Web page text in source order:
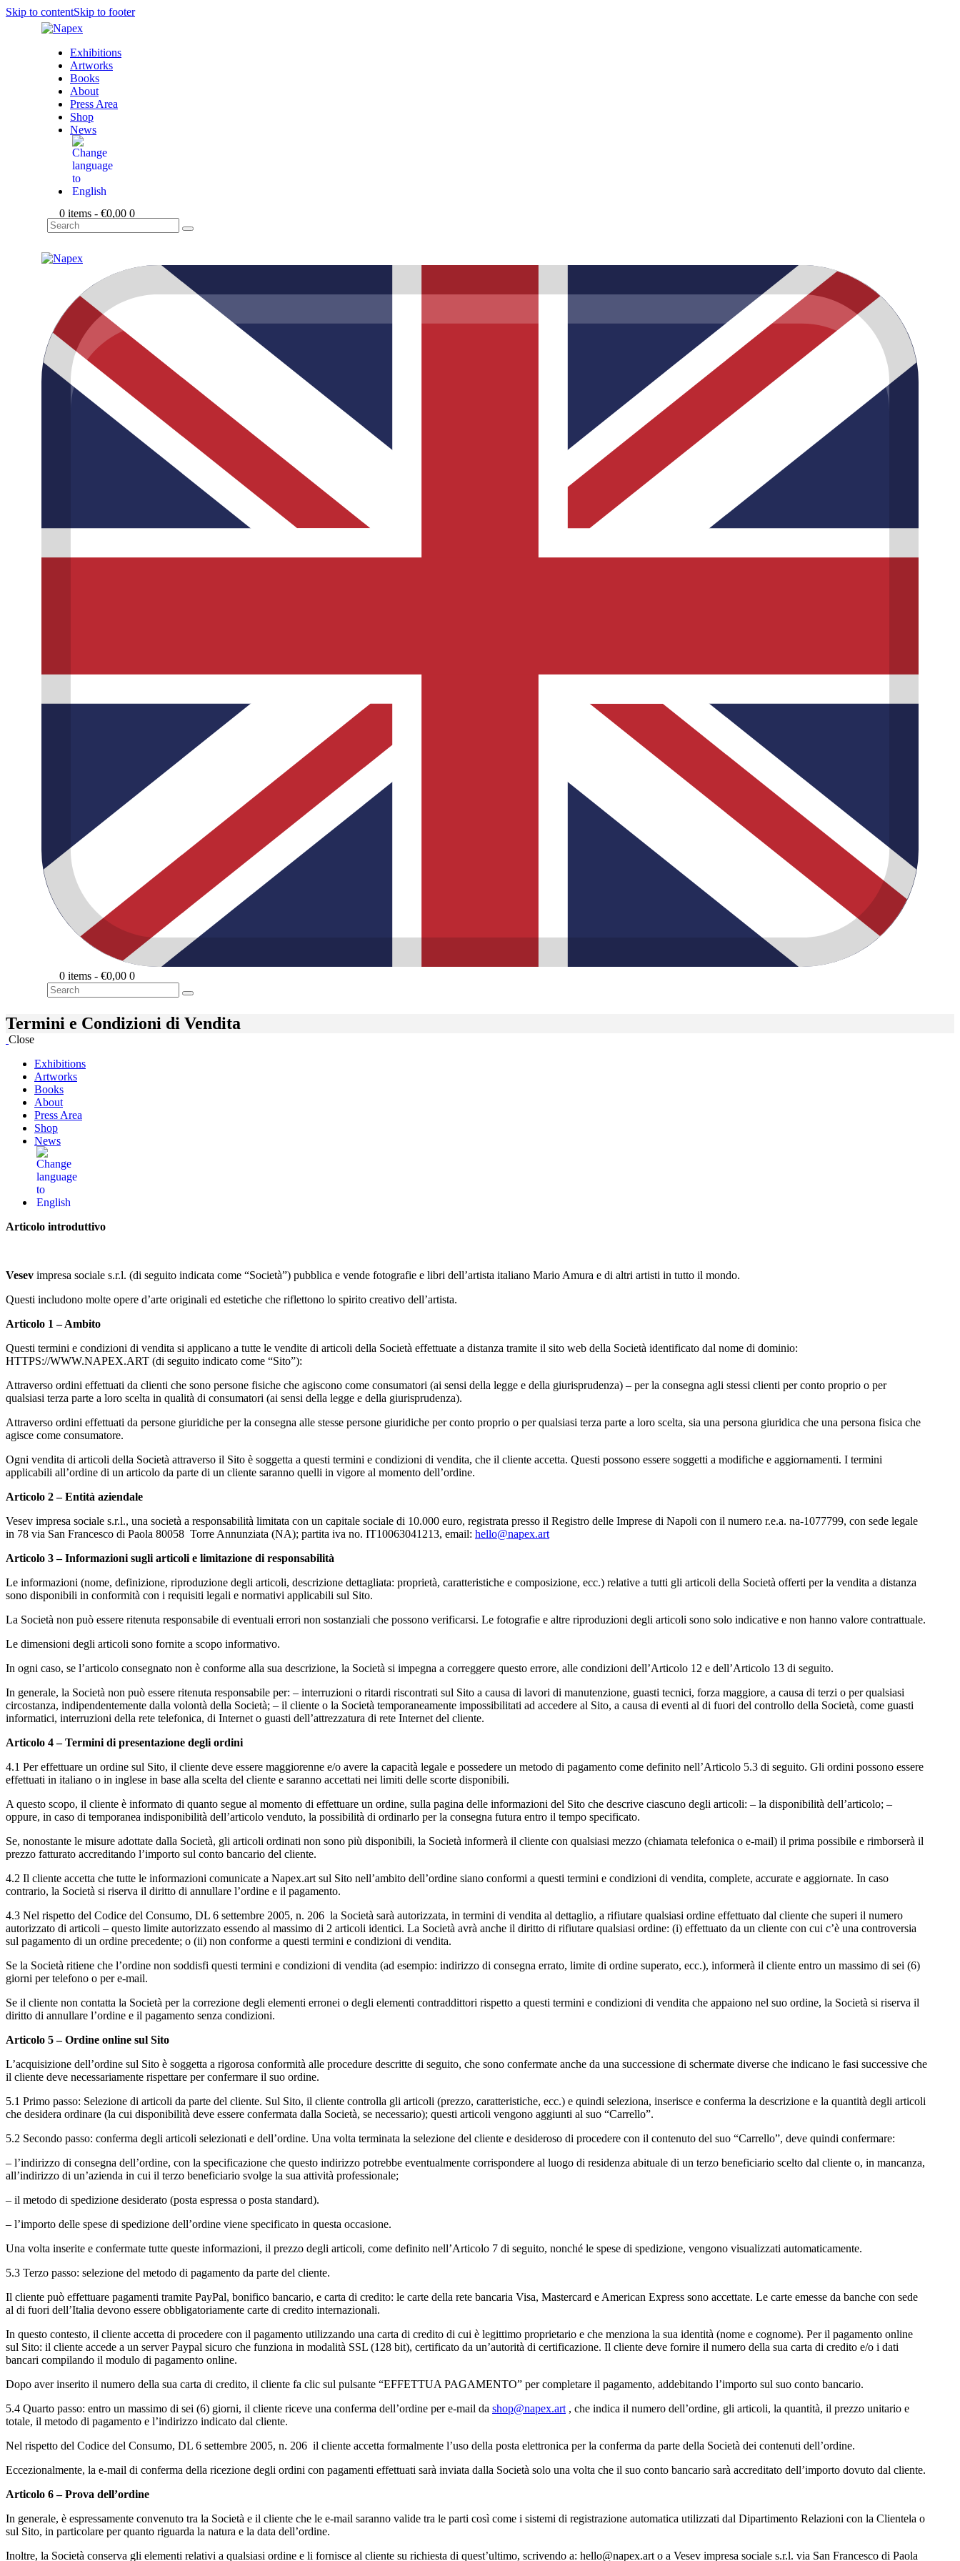
Skip to contentSkip to footer
Exhibitions
Artworks
Books
About
Press Area
Shop
News
0 items - €0,00 0
Search
0 items - €0,00 0
Search
Termini e Condizioni di Vendita
Close
Exhibitions
Artworks
Books
About
Press Area
Shop
News
Articolo introduttivo
Vesev impresa sociale s.r.l. (di seguito indicata come “Società”) pubblica e vende fotografie e libri dell’artista italiano Mario Amura e di altri artisti in tutto il mondo.
Questi includono molte opere d’arte originali ed estetiche che riflettono lo spirito creativo dell’artista.
Articolo 1 – Ambito
Questi termini e condizioni di vendita si applicano a tutte le vendite di articoli della Società effettuate a distanza tramite il sito web della Società identificato dal nome di dominio:
HTTPS://WWW.NAPEX.ART (di seguito indicato come “Sito”):
Attraverso ordini effettuati da clienti che sono persone fisiche che agiscono come consumatori (ai sensi della legge e della giurisprudenza) – per la consegna agli stessi clienti per conto proprio o per
qualsiasi terza parte a loro scelta in qualità di consumatori (ai sensi della legge e della giurisprudenza).
Attraverso ordini effettuati da persone giuridiche per la consegna alle stesse persone giuridiche per conto proprio o per qualsiasi terza parte a loro scelta, sia una persona giuridica che una persona fisica che
agisce come consumatore.
Ogni vendita di articoli della Società attraverso il Sito è soggetta a questi termini e condizioni di vendita, che il cliente accetta. Questi possono essere soggetti a modifiche e aggiornamenti. I termini
applicabili all’ordine di un articolo da parte di un cliente saranno quelli in vigore al momento dell’ordine.
Articolo 2 – Entità aziendale
Vesev impresa sociale s.r.l., una società a responsabilità limitata con un capitale sociale di 10.000 euro, registrata presso il Registro delle Imprese di Napoli con il numero r.e.a. na-1077799, con sede legale
in 78 via San Francesco di Paola 80058 Torre Annunziata (NA); partita iva no. IT10063041213, email: hello@napex.art
Articolo 3 – Informazioni sugli articoli e limitazione di responsabilità
Le informazioni (nome, definizione, riproduzione degli articoli, descrizione dettagliata: proprietà, caratteristiche e composizione, ecc.) relative a tutti gli articoli della Società offerti per la vendita a distanza
sono disponibili in conformità con i requisiti legali e normativi applicabili sul Sito.
La Società non può essere ritenuta responsabile di eventuali errori non sostanziali che possono verificarsi. Le fotografie e altre riproduzioni degli articoli sono solo indicative e non hanno valore contrattuale.
Le dimensioni degli articoli sono fornite a scopo informativo.
In ogni caso, se l’articolo consegnato non è conforme alla sua descrizione, la Società si impegna a correggere questo errore, alle condizioni dell’Articolo 12 e dell’Articolo 13 di seguito.
In generale, la Società non può essere ritenuta responsabile per: – interruzioni o ritardi riscontrati sul Sito a causa di lavori di manutenzione, guasti tecnici, forza maggiore, a causa di terzi o per qualsiasi
circostanza, indipendentemente dalla volontà della Società; – il cliente o la Società temporaneamente impossibilitati ad accedere al Sito, a causa di eventi al di fuori del controllo della Società, come guasti
informatici, interruzioni della rete telefonica, di Internet o guasti dell’attrezzatura di rete Internet del cliente.
Articolo 4 – Termini di presentazione degli ordini
4.1 Per effettuare un ordine sul Sito, il cliente deve essere maggiorenne e/o avere la capacità legale e possedere un metodo di pagamento come definito nell’Articolo 5.3 di seguito. Gli ordini possono essere
effettuati in italiano o in inglese in base alla scelta del cliente e saranno accettati nei limiti delle scorte disponibili.
A questo scopo, il cliente è informato di quanto segue al momento di effettuare un ordine, sulla pagina delle informazioni del Sito che descrive ciascuno degli articoli: – la disponibilità dell’articolo; –
oppure, in caso di temporanea indisponibilità dell’articolo venduto, la possibilità di ordinarlo per la consegna futura entro il tempo specificato.
Se, nonostante le misure adottate dalla Società, gli articoli ordinati non sono più disponibili, la Società informerà il cliente con qualsiasi mezzo (chiamata telefonica o e-mail) il prima possibile e rimborserà il
prezzo fatturato accreditando l’importo sul conto bancario del cliente.
4.2 Il cliente accetta che tutte le informazioni comunicate a Napex.art sul Sito nell’ambito dell’ordine siano conformi a questi termini e condizioni di vendita, complete, accurate e aggiornate. In caso
contrario, la Società si riserva il diritto di annullare l’ordine e il pagamento.
4.3 Nel rispetto del Codice del Consumo, DL 6 settembre 2005, n. 206 la Società sarà autorizzata, in termini di vendita al dettaglio, a rifiutare qualsiasi ordine effettuato dal cliente che superi il numero
autorizzato di articoli – questo limite autorizzato essendo al massimo di 2 articoli identici. La Società avrà anche il diritto di rifiutare qualsiasi ordine: (i) effettuato da un cliente con cui c’è una controversia
sul pagamento di un ordine precedente; o (ii) non conforme a questi termini e condizioni di vendita.
Se la Società ritiene che l’ordine non soddisfi questi termini e condizioni di vendita (ad esempio: indirizzo di consegna errato, limite di ordine superato, ecc.), informerà il cliente entro un massimo di sei (6)
giorni per telefono o per e-mail.
Se il cliente non contatta la Società per la correzione degli elementi erronei o degli elementi contraddittori rispetto a questi termini e condizioni di vendita che appaiono nel suo ordine, la Società si riserva il
diritto di annullare l’ordine e il pagamento senza condizioni.
Articolo 5 – Ordine online sul Sito
L’acquisizione dell’ordine sul Sito è soggetta a rigorosa conformità alle procedure descritte di seguito, che sono confermate anche da una successione di schermate diverse che indicano le fasi successive che
il cliente deve necessariamente rispettare per confermare il suo ordine.
5.1 Primo passo: Selezione di articoli da parte del cliente. Sul Sito, il cliente controlla gli articoli (prezzo, caratteristiche, ecc.) e quindi seleziona, inserisce e conferma la descrizione e la quantità degli articoli
che desidera ordinare (la cui disponibilità deve essere confermata dalla Società, se necessario); questi articoli vengono aggiunti al suo “Carrello”.
5.2 Secondo passo: conferma degli articoli selezionati e dell’ordine. Una volta terminata la selezione del cliente e desideroso di procedere con il contenuto del suo “Carrello”, deve quindi confermare:
– l’indirizzo di consegna dell’ordine, con la specificazione che questo indirizzo potrebbe eventualmente corrispondere al luogo di residenza abituale di un terzo beneficiario scelto dal cliente o, in mancanza,
all’indirizzo di un’azienda in cui il terzo beneficiario svolge la sua attività professionale;
– il metodo di spedizione desiderato (posta espressa o posta standard).
– l’importo delle spese di spedizione dell’ordine viene specificato in questa occasione.
Una volta inserite e confermate tutte queste informazioni, il prezzo degli articoli, come definito nell’Articolo 7 di seguito, nonché le spese di spedizione, vengono visualizzati automaticamente.
5.3 Terzo passo: selezione del metodo di pagamento da parte del cliente.
Il cliente può effettuare pagamenti tramite PayPal, bonifico bancario, e carta di credito: le carte della rete bancaria Visa, Mastercard e American Express sono accettate. Le carte emesse da banche con sede
al di fuori dell’Italia devono essere obbligatoriamente carte di credito internazionali.
In questo contesto, il cliente accetta di procedere con il pagamento utilizzando una carta di credito di cui è legittimo proprietario e che menziona la sua identità (nome e cognome). Per il pagamento online
sul Sito: il cliente accede a un server Paypal sicuro che funziona in modalità SSL (128 bit), certificato da un’autorità di certificazione. Il cliente deve fornire il numero della sua carta di credito e/o i dati
bancari compilando il modulo di pagamento online.
Dopo aver inserito il numero della sua carta di credito, il cliente fa clic sul pulsante “EFFETTUA PAGAMENTO” per completare il pagamento, addebitando l’importo sul suo conto bancario.
5.4 Quarto passo: entro un massimo di sei (6) giorni, il cliente riceve una conferma dell’ordine per e-mail da shop@napex.art , che indica il numero dell’ordine, gli articoli, la quantità, il prezzo unitario e
totale, il metodo di pagamento e l’indirizzo indicato dal cliente.
Nel rispetto del Codice del Consumo, DL 6 settembre 2005, n. 206 il cliente accetta formalmente l’uso della posta elettronica per la conferma da parte della Società dei contenuti dell’ordine.
Eccezionalmente, la e-mail di conferma della ricezione degli ordini con pagamenti effettuati sarà inviata dalla Società solo una volta che il suo conto bancario sarà accreditato dell’importo dovuto dal cliente.
Articolo 6 – Prova dell’ordine
In generale, è espressamente convenuto tra la Società e il cliente che le e-mail saranno valide tra le parti così come i sistemi di registrazione automatica utilizzati dal Dipartimento Relazioni con la Clientela o
sul Sito, in particolare per quanto riguarda la natura e la data dell’ordine.
Inoltre, la Società conserva gli elementi relativi a qualsiasi ordine e li fornisce al cliente su richiesta di quest’ultimo, scrivendo a: hello@napex.art o a Vesev impresa sociale s.r.l. via San Francesco di Paola